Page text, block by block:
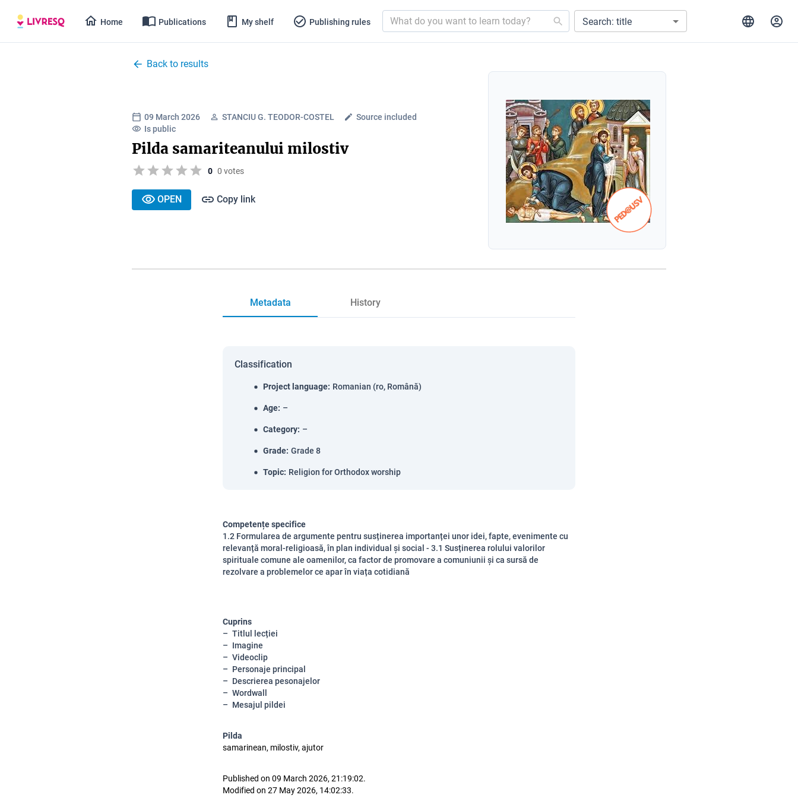
Home Publications My shelf Publishing rules Search: title
Back to results
09 March 2026 STANCIU G. TEODOR-COSTEL
Source included
Is public
Pilda samariteanului milostiv
0 0 votes
OPEN Copy link
Metadata History
Classification
Project language: Romanian (ro, Română)
Age: –
Category: –
Grade: Grade 8
Topic: Religion for Orthodox worship
Competențe specifice
1.2 Formularea de argumente pentru susținerea importanței unor idei, fapte, evenimente cu
relevanță moral-religioasă, în plan individual și social - 3.1 Susținerea rolului valorilor
spirituale comune ale oamenilor, ca factor de promovare a comuniunii și ca sursă de
rezolvare a problemelor ce apar în viața cotidiană
Cuprins
Titlul lecției
Imagine
Videoclip
Personaje principal
Descrierea pesonajelor
Wordwall
Mesajul pildei
Pilda
samarinean, milostiv, ajutor
Published on 09 March 2026, 21:19:02.
Modified on 27 May 2026, 14:02:33.